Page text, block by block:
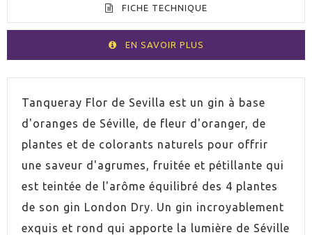
FICHE TECHNIQUE
EN SAVOIR PLUS
VOLUMEN 70cl
PAYS Royaume-Uni
GRADUACIÓN 41,3%
Tanqueray Flor de Sevilla est un gin à base
d'oranges de Séville, de fleur d'oranger, de
plantes et de colorants naturels pour offrir
une saveur d'agrumes, fruitée et pétillante qui
est teintée de l'arôme équilibré des 4 plantes
de son gin London Dry. Un gin incroyablement
exquis et rond qui apporte la lumière de Séville